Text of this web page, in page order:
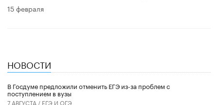
15 февраля
НОВОСТИ
В Госдуме предложили отменить ЕГЭ из-за проблем с
поступлением в вузы
7 АВГУСТА / ЕГЭ И ОГЭ